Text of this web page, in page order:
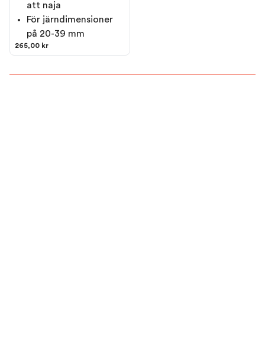
att naja
För järndimensioner
på 20-39 mm
265,00 kr